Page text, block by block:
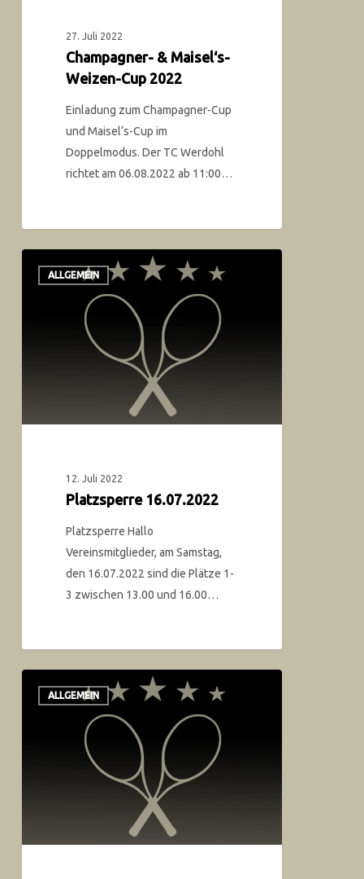
27. Juli 2022
Champagner- & Maisel‘s-
Weizen-Cup 2022
Einladung zum Champagner-Cup
und Maisel‘s-Cup im
Doppelmodus. Der TC Werdohl
richtet am 06.08.2022 ab 11:00…
ALLGEMEIN
12. Juli 2022
Platzsperre 16.07.2022
Platzsperre Hallo
Vereinsmitglieder, am Samstag,
den 16.07.2022 sind die Plätze 1-
3 zwischen 13.00 und 16.00…
ALLGEMEIN